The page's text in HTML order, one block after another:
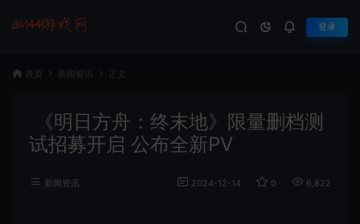
登录
首页 新闻资讯 正文
《明日方舟：终末地》限量删档测
试招募开启 公布全新PV
新闻资讯 2024-12-14 0 6,822